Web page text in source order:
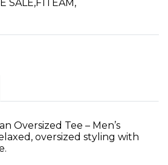
SALE,F1TEAM,
Oversized Tee – Men’s
oversized styling with